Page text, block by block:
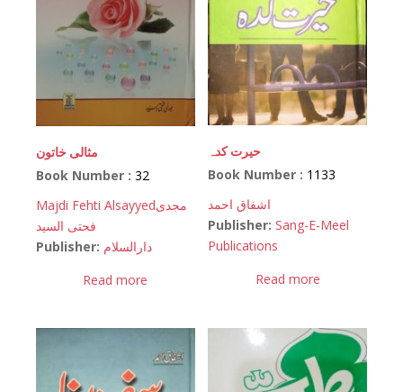
مثالی خاتون
Book Number : 32
Majdi Fehti Alsayyedمجدی
فحتی السید
Publisher: دارالسلام
Read more
حیرت کدہ
Book Number : 1133
اشفاق احمد
Publisher: Sang-E-Meel
Publications
Read more